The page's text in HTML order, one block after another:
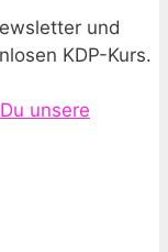
und
KDP-Kurs.
unsere